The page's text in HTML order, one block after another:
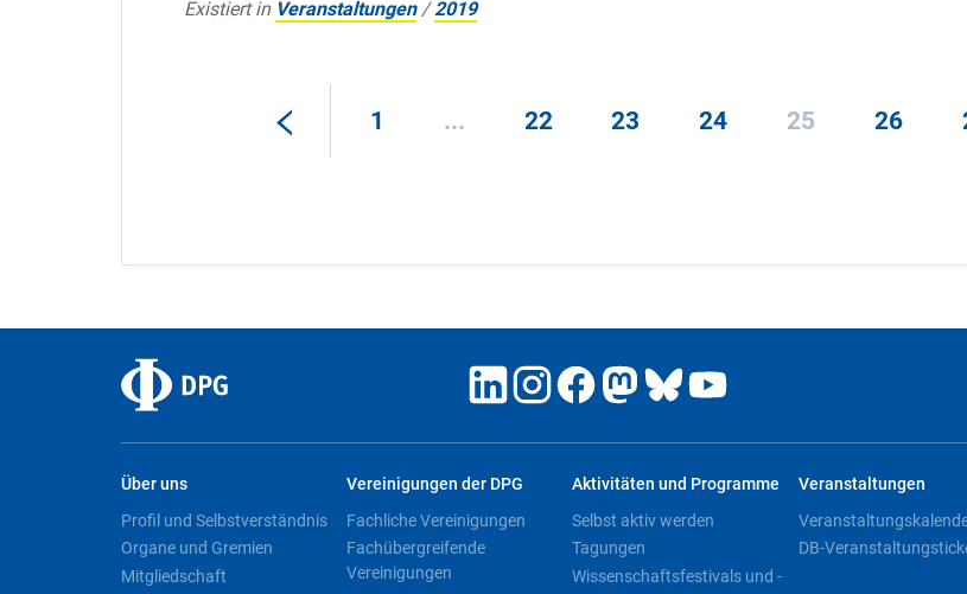
Existiert in Veranstaltungen /2019
1 ... 22 23 24 25 26
Über uns
Profil und Selbstverständnis
Organe und Gremien
Mitgliedschaft
Vereinigungen der DPG
Fachliche Vereinigungen
Fachübergreifende
Vereinigungen
Aktivitäten und Programme
Selbst aktiv werden
Tagungen
Wissenschaftsfestivals und -
Veranstaltungen
DB-